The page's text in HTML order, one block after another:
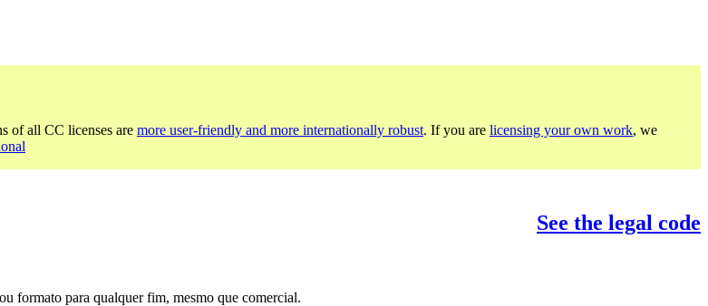
of all CC licenses are more user-friendly and more internationally robust. If you are licensing your own work, we
See the legal code
formato para qualquer fim, mesmo que comercial.